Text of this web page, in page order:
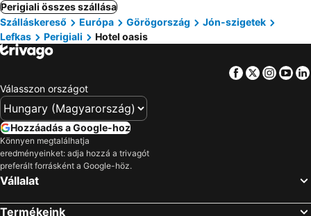
Perigiali összes szállása
Szálláskereső
Európa Görögország
Jón-szigetek
Lefkas
Perigiali Hotel oasis
Facebook
Twitter
Válasszon országot
Hozzáadás a Google-hoz
Könnyen megtalálhatja
eredményeinket: adja hozzá a trivagót
preferált forrásként a Google-höz.
Vállalat
Termékeink